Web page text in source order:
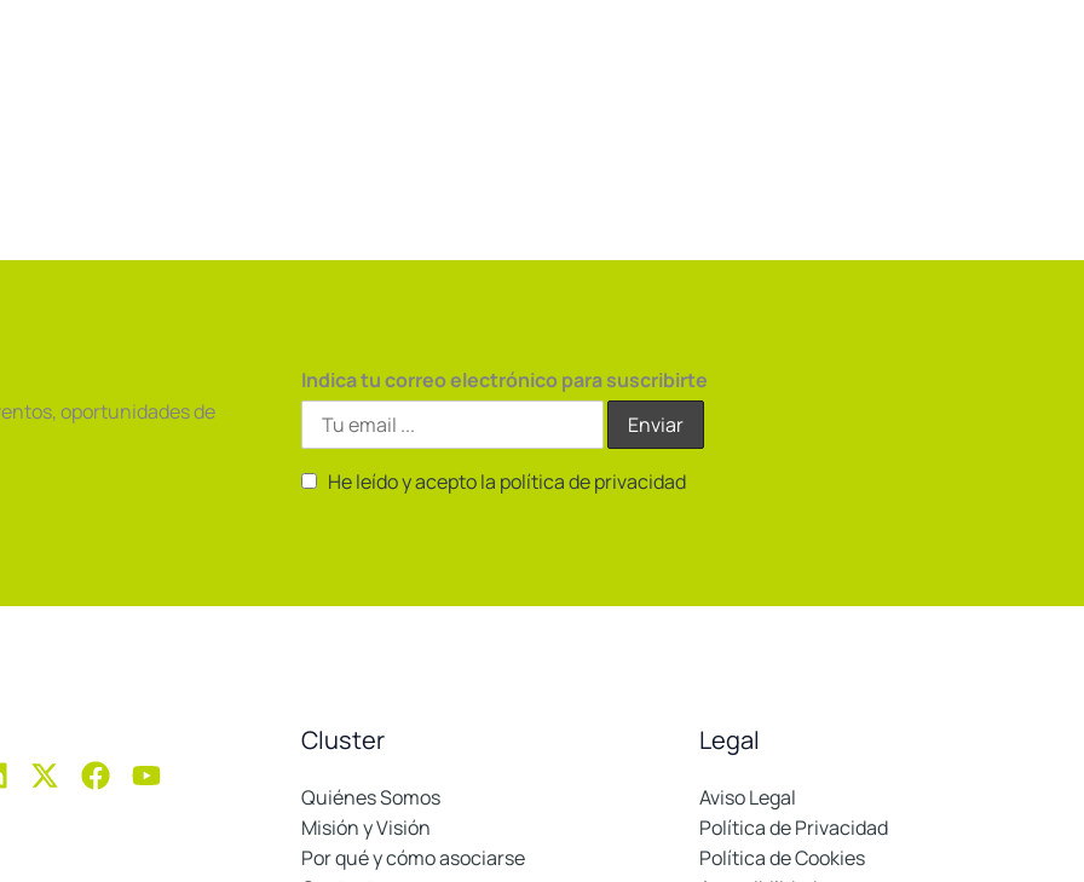
oportunidades de
Indica tu correo electrónico para suscribirte
He leído y acepto la política de privacidad
Cluster
Quiénes Somos
Misión y Visión
Por qué y cómo asociarse
Legal
Aviso Legal
Política de Privacidad
Política de Cookies